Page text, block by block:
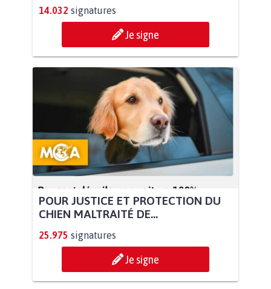
14.032 signatures
Je signe
POUR JUSTICE ET PROTECTION DU
CHIEN MALTRAITÉ DE...
25.975 signatures
Je signe